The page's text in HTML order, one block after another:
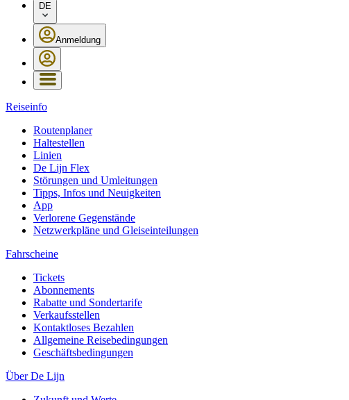
DE
Anmeldung
Reiseinfo
Routenplaner
Haltestellen
Linien
De Lijn Flex
Störungen und Umleitungen
Tipps, Infos und Neuigkeiten
App
Verlorene Gegenstände
Netzwerkpläne und Gleiseinteilungen
Fahrscheine
Tickets
Abonnements
Rabatte und Sondertarife
Verkaufsstellen
Kontaktloses Bezahlen
Allgemeine Reisebedingungen
Geschäftsbedingungen
Über De Lijn